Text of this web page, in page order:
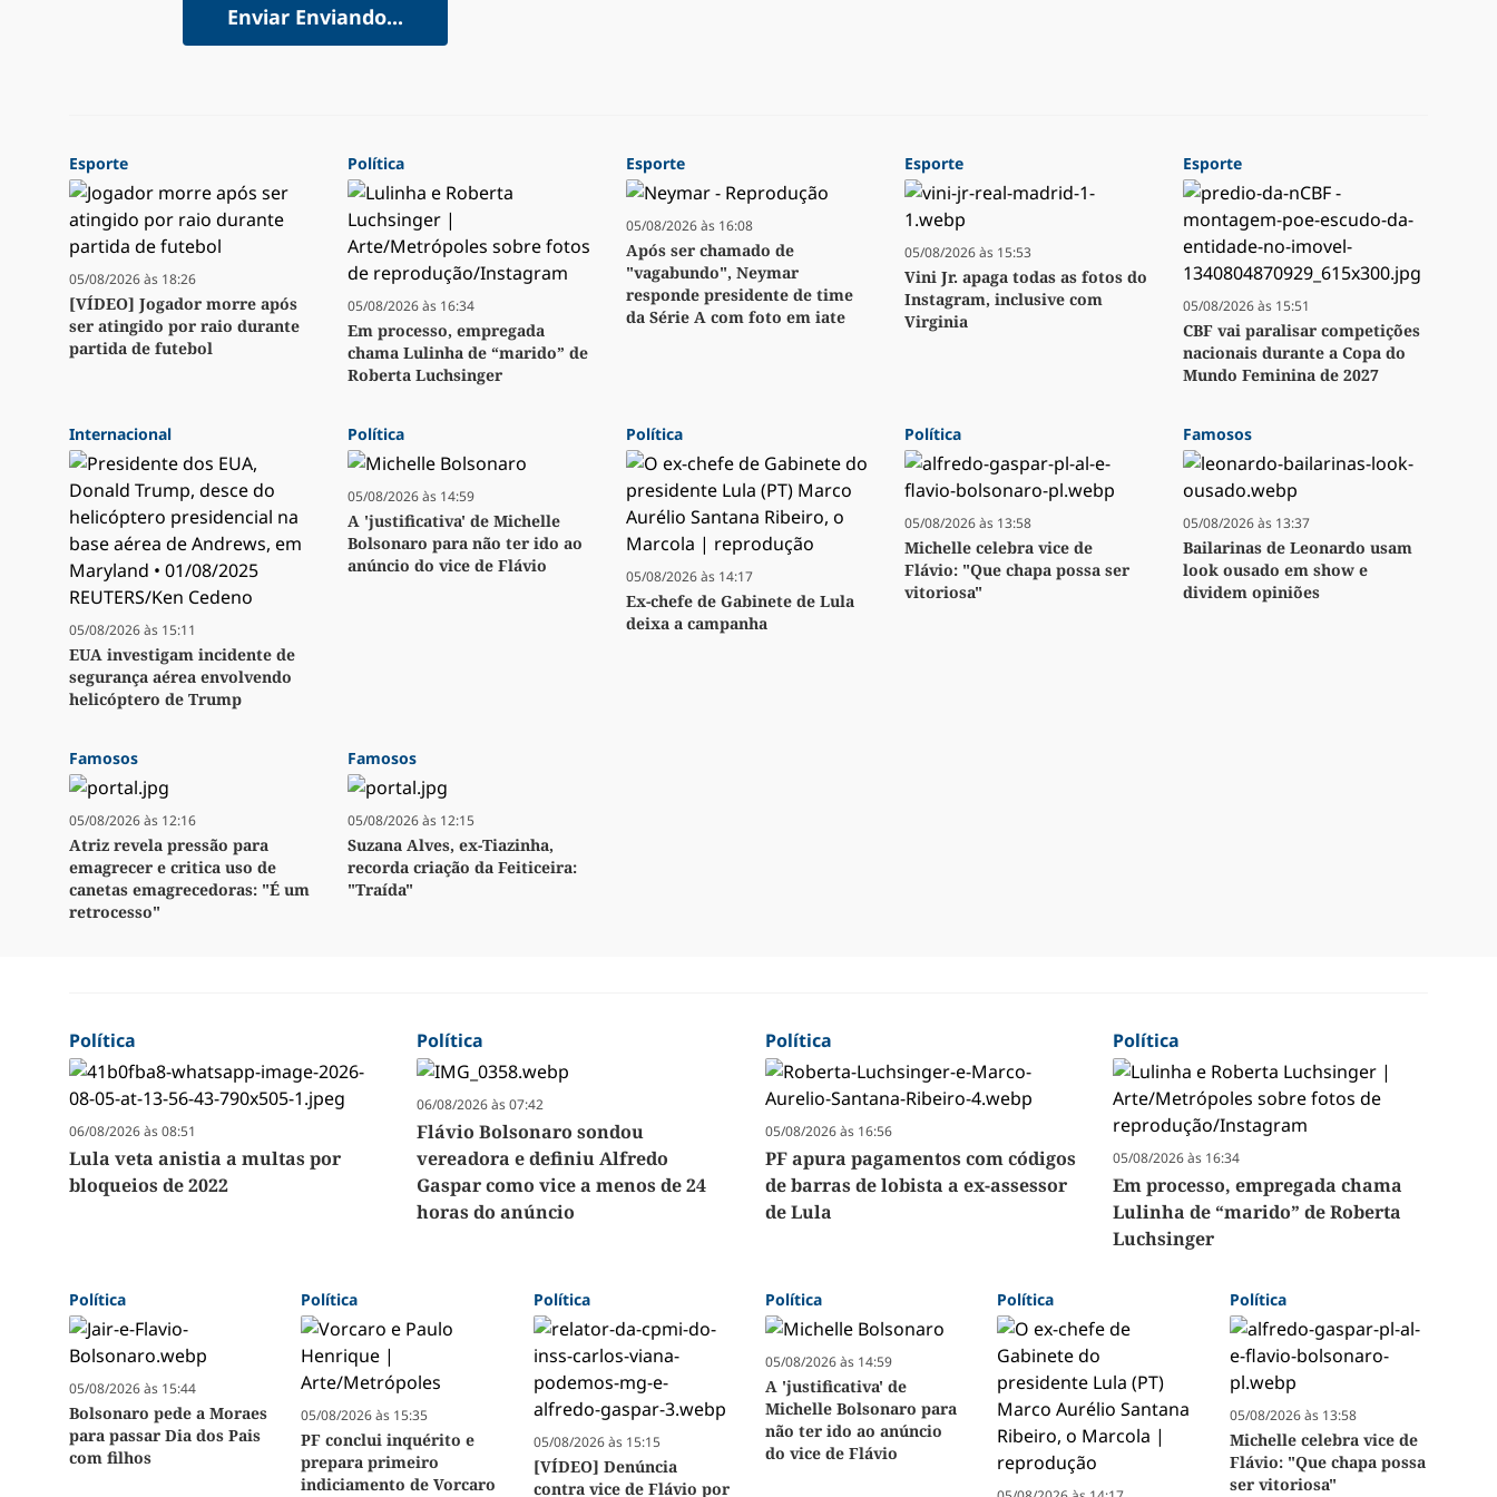
Enviar Enviando...
Esporte
05/08/2026 às 18:26
[VÍDEO] Jogador morre após
ser atingido por raio durante
partida de futebol
Política
05/08/2026 às 16:34
Em processo, empregada
chama Lulinha de “marido” de
Roberta Luchsinger
Esporte
05/08/2026 às 16:08
Após ser chamado de
"vagabundo", Neymar
responde presidente de time
da Série A com foto em iate
Esporte
05/08/2026 às 15:53
Vini Jr. apaga todas as fotos do
Instagram, inclusive com
Virginia
Esporte
05/08/2026 às 15:51
CBF vai paralisar competições
nacionais durante a Copa do
Mundo Feminina de 2027
Internacional
05/08/2026 às 15:11
EUA investigam incidente de
segurança aérea envolvendo
helicóptero de Trump
Política
05/08/2026 às 14:59
A 'justificativa' de Michelle
Bolsonaro para não ter ido ao
anúncio do vice de Flávio
Política
05/08/2026 às 14:17
Ex-chefe de Gabinete de Lula
deixa a campanha
Política
05/08/2026 às 13:58
Michelle celebra vice de
Flávio: "Que chapa possa ser
vitoriosa"
Famosos
05/08/2026 às 13:37
Bailarinas de Leonardo usam
look ousado em show e
dividem opiniões
Famosos
05/08/2026 às 12:16
Atriz revela pressão para
emagrecer e critica uso de
canetas emagrecedoras: "É um
retrocesso"
Famosos
05/08/2026 às 12:15
Suzana Alves, ex-Tiazinha,
recorda criação da Feiticeira:
"Traída"
Política
06/08/2026 às 08:51
Lula veta anistia a multas por
bloqueios de 2022
Política
06/08/2026 às 07:42
Flávio Bolsonaro sondou
vereadora e definiu Alfredo
Gaspar como vice a menos de 24
horas do anúncio
Política
05/08/2026 às 16:56
PF apura pagamentos com códigos
de barras de lobista a ex-assessor
de Lula
Política
05/08/2026 às 16:34
Em processo, empregada chama
Lulinha de “marido” de Roberta
Luchsinger
Política
05/08/2026 às 15:44
Bolsonaro pede a Moraes
para passar Dia dos Pais
com filhos
Política
05/08/2026 às 15:35
PF conclui inquérito e
prepara primeiro
indiciamento de Vorcaro
Política
05/08/2026 às 15:15
[VÍDEO] Denúncia
contra vice de Flávio por
Política
05/08/2026 às 14:59
A 'justificativa' de
Michelle Bolsonaro para
não ter ido ao anúncio
do vice de Flávio
Política Política
05/08/2026 às 13:58
Michelle celebra vice de
Flávio: "Que chapa possa
ser vitoriosa"